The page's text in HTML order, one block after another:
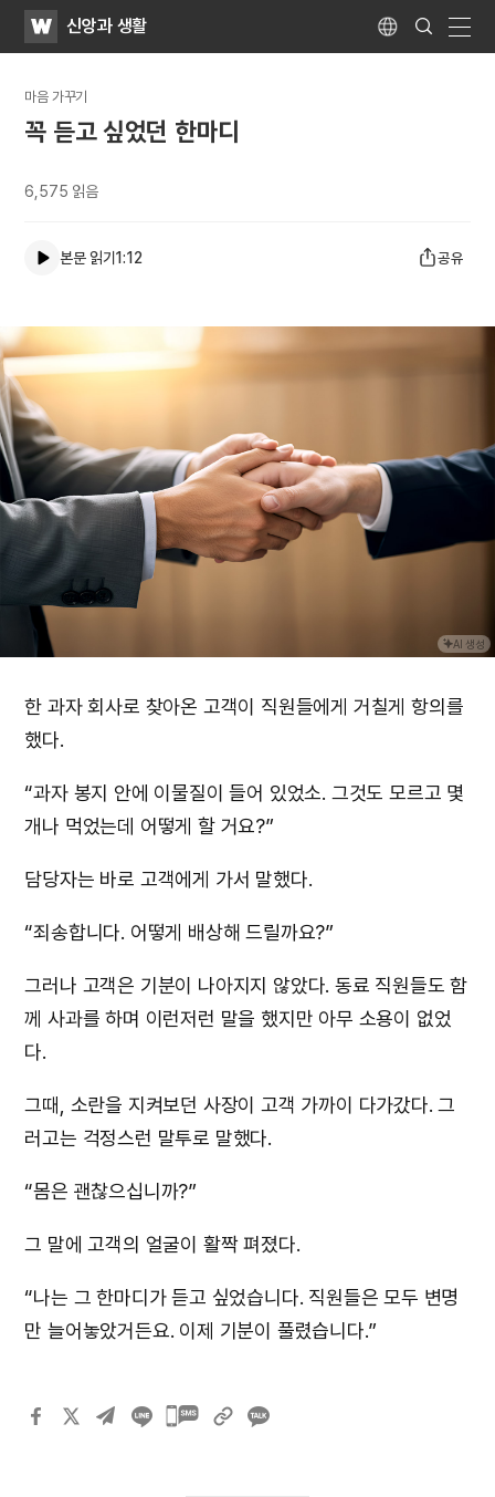
WATV신앙과 생활 Language
Search
Submit
마음 가꾸기
꼭 듣고 싶었던 한마디
6,575 읽음
본문 읽기1:12 공유
AI 생성
한 과자 회사로 찾아온 고객이 직원들에게 거칠게 항의를
했다.
“과자 봉지 안에 이물질이 들어 있었소. 그것도 모르고 몇
개나 먹었는데 어떻게 할 거요?”
담당자는 바로 고객에게 가서 말했다.
“죄송합니다. 어떻게 배상해 드릴까요?”
그러나 고객은 기분이 나아지지 않았다. 동료 직원들도 함
께 사과를 하며 이런저런 말을 했지만 아무 소용이 없었
다.
그때, 소란을 지켜보던 사장이 고객 가까이 다가갔다. 그
러고는 걱정스런 말투로 말했다.
“몸은 괜찮으십니까?”
그 말에 고객의 얼굴이 활짝 펴졌다.
“나는 그 한마디가 듣고 싶었습니다. 직원들은 모두 변명
만 늘어놓았거든요. 이제 기분이 풀렸습니다.”
카카오톡